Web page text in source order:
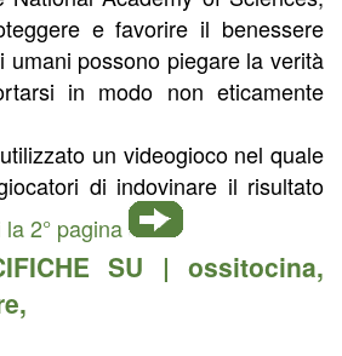
e favorire il benessere
umani possono piegare la verità
in modo non eticamente
un videogioco nel quale
di indovinare il risultato
2° pagina
SU | ossitocina,
,